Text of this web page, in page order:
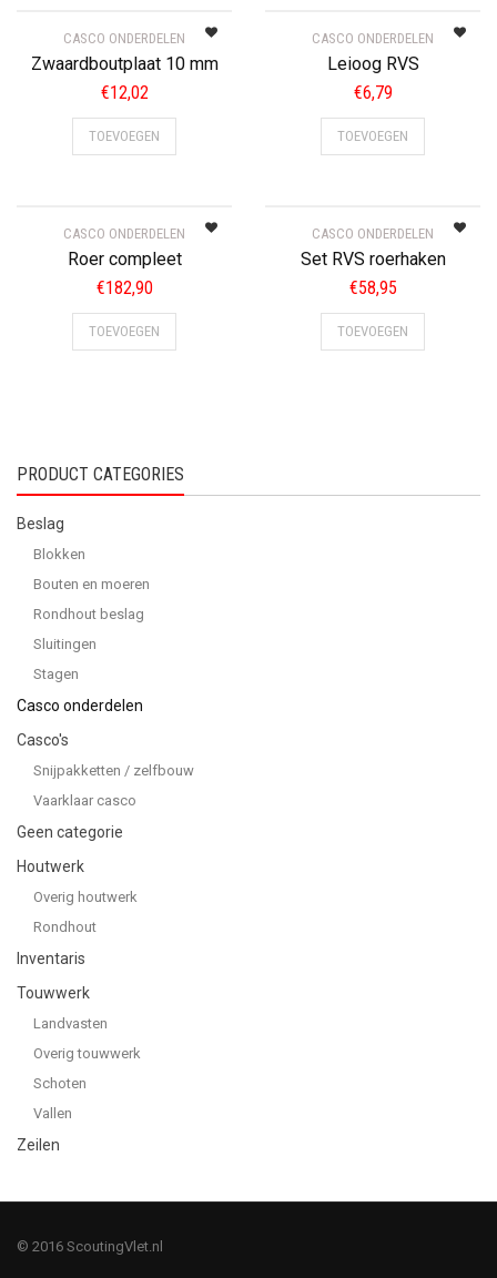
CASCO ONDERDELEN
Zwaardboutplaat 10 mm
€12,02
TOEVOEGEN
CASCO ONDERDELEN
Leioog RVS
€6,79
TOEVOEGEN
CASCO ONDERDELEN
Roer compleet
€182,90
TOEVOEGEN
CASCO ONDERDELEN
Set RVS roerhaken
€58,95
TOEVOEGEN
PRODUCT CATEGORIES
Beslag
Blokken
Bouten en moeren
Rondhout beslag
Sluitingen
Stagen
Casco onderdelen
Casco's
Snijpakketten / zelfbouw
Vaarklaar casco
Geen categorie
Houtwerk
Overig houtwerk
Rondhout
Inventaris
Touwwerk
Landvasten
Overig touwwerk
Schoten
Vallen
Zeilen
© 2016 ScoutingVlet.nl